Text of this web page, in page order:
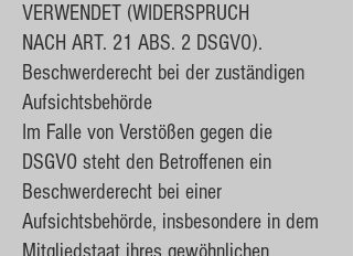
VERWENDET (WIDERSPRUCH
NACH ART. 21 ABS. 2 DSGVO).
Beschwerderecht bei der zuständigen
Aufsichtsbehörde
Im Falle von Verstößen gegen die
DSGVO steht den Betroffenen ein
Beschwerderecht bei einer
Aufsichtsbehörde, insbesondere in dem